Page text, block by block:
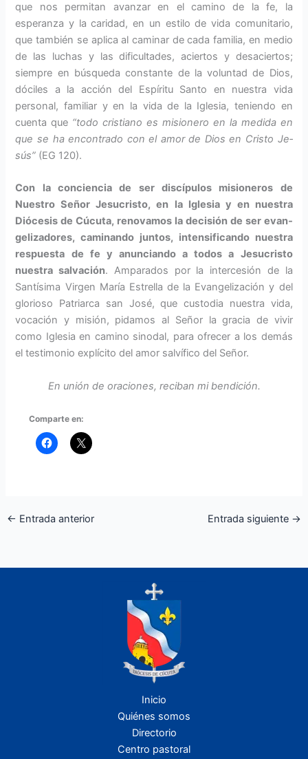
que nos permitan avanzar en el camino de la fe, la
esperanza y la caridad, en un estilo de vida comunitario,
que también se aplica al caminar de cada familia, en me­dio
de las luchas y las dificultades, aciertos y desaciertos;
siempre en búsqueda constante de la volun­tad de Dios,
dóciles a la acción del Espíritu Santo en nuestra vida
personal, familiar y en la vida de la Iglesia, teniendo en
cuenta que “todo cristiano es misionero en la medida en
que se ha encontrado con el amor de Dios en Cristo Je­
sús” (EG 120).
Con la conciencia de ser discí­pulos misioneros de
Nuestro Se­ñor Jesucristo, en la Iglesia y en nuestra
Diócesis de Cúcuta, re­novamos la decisión de ser evan­
gelizadores, caminando juntos, intensificando nuestra
respues­ta de fe y anunciando a todos a Jesucristo
nuestra salvación. Amparados por la intercesión de la
Santísima Virgen María Estrella de la Evangelización y del
glorio­so Patriarca san José, que custodia nuestra vida,
vocación y misión, pidamos al Señor la gracia de vivir
como Iglesia en camino sinodal, para ofrecer a los demás
el testi­monio explícito del amor salvífico del Señor.
En unión de oraciones, reciban mi bendición.
Comparte en:
← Entrada anterior Entrada siguiente →
Inicio
Quiénes somos
Directorio
Centro pastoral